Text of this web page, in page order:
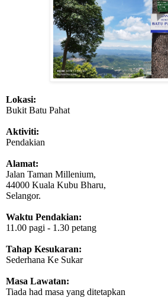
Lokasi:
Bukit Batu Pahat
Aktiviti:
Pendakian
Alamat:
Jalan Taman Millenium,
44000 Kuala Kubu Bharu,
Selangor.
Waktu Pendakian:
11.00 pagi - 1.30 petang
Tahap Kesukaran:
Sederhana Ke Sukar
Masa Lawatan:
Tiada had masa yang ditetapkan